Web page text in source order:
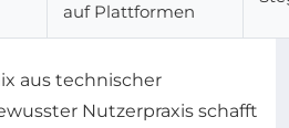
auf Plattformen
aus technischer
Nutzerpraxis schafft